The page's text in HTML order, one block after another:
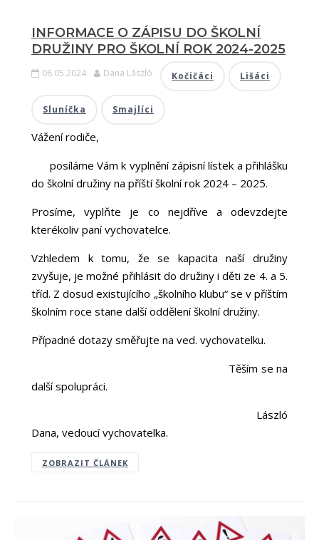
INFORMACE O ZÁPISU DO ŠKOLNÍ
DRUŽINY PRO ŠKOLNÍ ROK 2024-2025
06.05.2024 Dana László Kočičáci Lišáci
Sluníčka Smajlíci
Vážení rodiče,
posíláme Vám k vyplnění zápisní lístek a přihlášku
do školní družiny na příští školní rok 2024 – 2025.
Prosíme, vyplňte je co nejdříve a odevzdejte
kterékoliv paní vychovatelce.
Vzhledem k tomu, že se kapacita naší družiny
zvyšuje, je možné přihlásit do družiny i děti ze 4. a 5.
tříd. Z dosud existujícího „školního klubu“ se v příštím
školním roce stane další oddělení školní družiny.
Případné dotazy směřujte na ved. vychovatelku.
Těším se na
další spolupráci.
László
Dana, vedoucí vychovatelka.
ZOBRAZIT ČLÁNEK